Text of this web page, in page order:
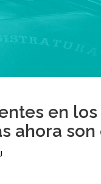
en
ahora